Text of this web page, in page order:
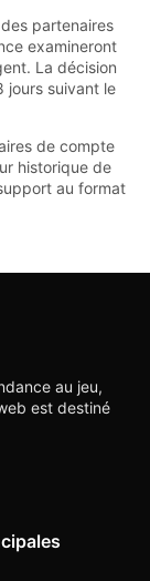
partenaires
examineront
La décision
jours suivant le
de compte
historique de
au format
au jeu,
est destiné